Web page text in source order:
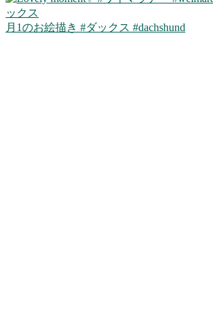
月1のお絵描き #ダックス #dachshund